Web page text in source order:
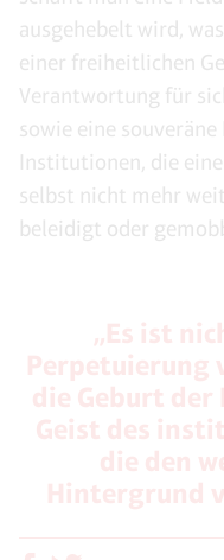
ausgehebelt wird,
einer freiheitlichen
Verantwortung für
sowie eine
Institutionen, die
selbst nicht mehr
beleidigt oder